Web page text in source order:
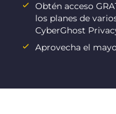
Obtén acceso
los planes de
CyberGhost
Aprovecha el